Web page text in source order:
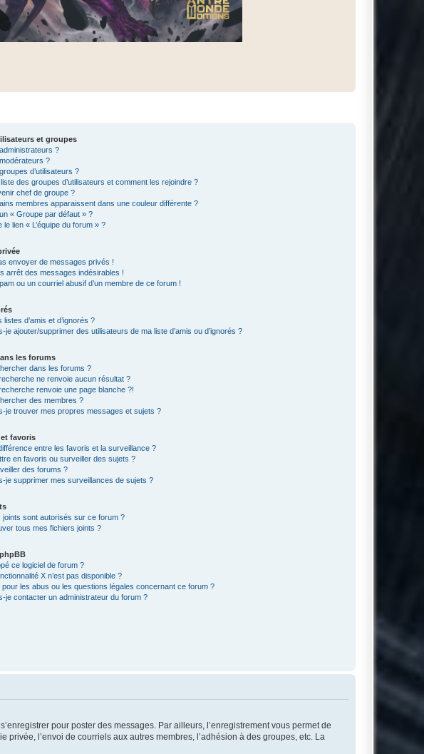
et groupes
?
?
d’utilisateurs ?
des groupes d’utilisateurs et comment les rejoindre ?
chef de groupe ?
membres apparaissent dans une couleur différente ?
« Groupe par défaut » ?
le lien « L’équipe du forum » ?
envoyer de messages privés !
arrêt des messages indésirables !
ou un courriel abusif d’un membre de ce forum !
d’amis et d’ignorés ?
je ajouter/supprimer des utilisateurs de ma liste d’amis ou d’ignorés ?
les forums
dans les forums ?
ne renvoie aucun résultat ?
renvoie une page blanche ?!
des membres ?
je trouver mes propres messages et sujets ?
favoris
entre les favoris et la surveillance ?
en favoris ou surveiller des sujets ?
des forums ?
je supprimer mes surveillances de sujets ?
joints sont autorisés sur ce forum ?
tous mes fichiers joints ?
ce logiciel de forum ?
X n’est pas disponible ?
les abus ou les questions légales concernant ce forum ?
je contacter un administrateur du forum ?
pour poster des messages. Par ailleurs, l’enregistrement vous permet de
l’envoi de courriels aux autres membres, l’adhésion à des groupes, etc. La